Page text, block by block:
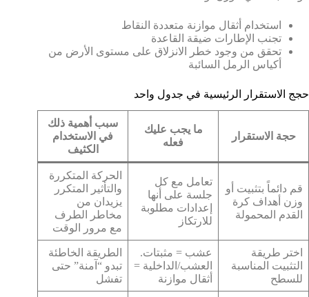
استخدام أثقال موازنة متعددة النقاط
تجنب الإطارات ضيقة القاعدة
تحقق من وجود خطر الانزلاق على مستوى الأرض من
أكياس الرمل السائبة
حجج الاستقرار الرئيسية في جدول واحد
حجة الاستقرار
ما يجب عليك
فعله
سبب أهمية ذلك
في الاستخدام
الكثيف
قم دائماً بتثبيت أو
وزن أهداف كرة
القدم المحمولة
تعامل مع كل
جلسة على أنها
إعدادات مطلوبة
للارتكاز
الحركة المتكررة
والتأثير المتكرر
يزيدان من
مخاطر الطرف
مع مرور الوقت
اختر طريقة
التثبيت المناسبة
للسطح
عشب = مثبتات.
العشب/الداخلية =
أثقال موازنة
الطريقة الخاطئة
تبدو “آمنة” حتى
تفشل